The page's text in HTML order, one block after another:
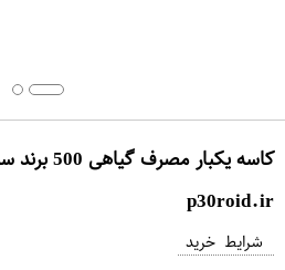
کاسه یکبار مصرف گیاهی 500 برند سوگاس
p30roid.ir
شرایط خرید